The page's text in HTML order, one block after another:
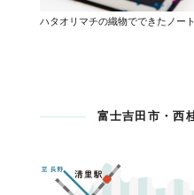
ハタオリマチの織物でできたノー
富士吉田市・西